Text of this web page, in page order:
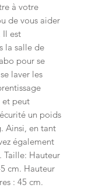
à votre
de vous aider
Il est
la salle de
pour se
laver les
et peut
un poids
Ainsi, en tant
également
Taille: Hauteur
cm. Hauteur
: 45 cm.